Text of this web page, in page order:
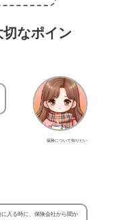
なポイン
保険について知りたい
入る時に、保険会社から聞か